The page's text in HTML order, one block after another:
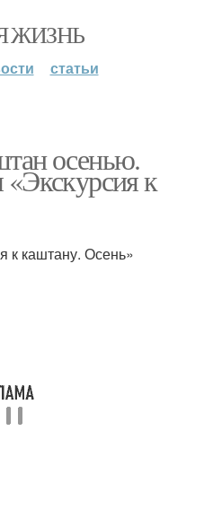
ЖИЗНЬ
статьи
осенью.
«Экскурсия к
к каштану. Осень»